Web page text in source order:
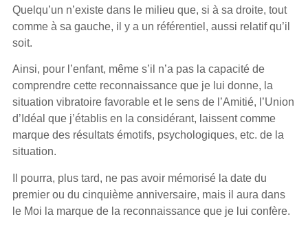
Quelqu’un n’existe dans le milieu que, si à sa droite, tout
comme à sa gauche, il y a un référentiel, aussi relatif qu’il
soit.
Ainsi, pour l’enfant, même s’il n’a pas la capacité de
comprendre cette reconnaissance que je lui donne, la
situation vibratoire favorable et le sens de l’Amitié, l’Union
d’Idéal que j’établis en la considérant, laissent comme
marque des résultats émotifs, psychologiques, etc. de la
situation.
Il pourra, plus tard, ne pas avoir mémorisé la date du
premier ou du cinquième anniversaire, mais il aura dans
le Moi la marque de la reconnaissance que je lui confère.